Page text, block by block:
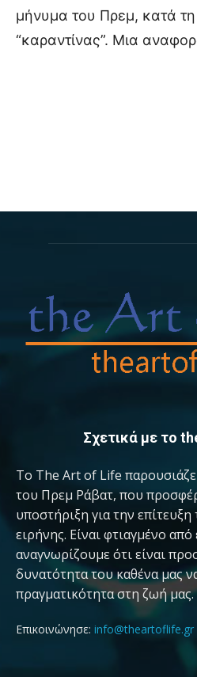
μήνυμα του Πρεμ, κατά τη
“καραντίνας”. Μια
Σχετικά με το
Το The Art of Life
του Πρεμ Ράβατ, που
υποστήριξη για την
ειρήνης. Είναι φτιαγμένο
αναγνωρίζουμε ότι είναι
δυνατότητα του καθένα μας
πραγματικότητα στη ζωή μας.
Επικοινώνησε: info@theartoflife.gr